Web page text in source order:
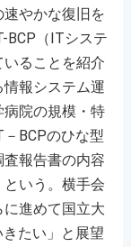
やかな復旧を
BCP（ITシステ
ることを紹介
報システム運
院の規模・特
BCPのひな型
報告書の内容
いう。横手会
進めて国立大
たい」と展望